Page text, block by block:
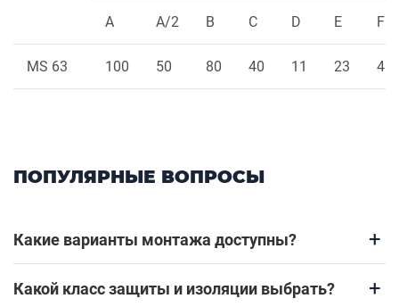
A A/2 B C D E F
MS 63 100 50 80 40 11 23 4
ПОПУЛЯРНЫЕ ВОПРОСЫ
Какие варианты монтажа доступны? +
Какой класс защиты и изоляции выбрать? +